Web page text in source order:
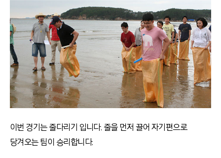
이번 경기는 줄다리기 입니다. 줄을 먼저 끌어 자기편으로
당겨오는 팀이 승리합니다.